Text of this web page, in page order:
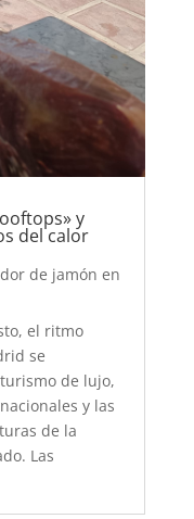
y
del calor
de jamón en
el ritmo
se
de lujo,
y las
de la
Las